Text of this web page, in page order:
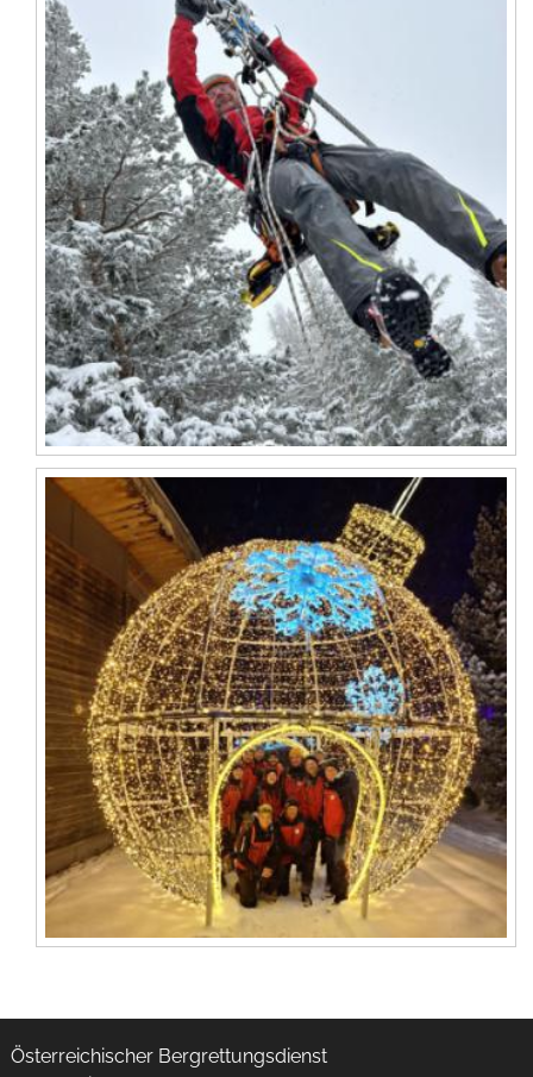
Österreichischer Bergrettungsdienst